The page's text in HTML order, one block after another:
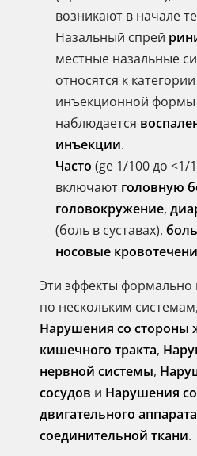
возникают в начале
Назальный спрей
местные назальные
относятся к
инъекционной формы
наблюдается
инъекции.
Часто (ge 1/100 до <1/
включают головную
головокружение,
(боль в суставах),
носовые
Эти эффекты формально
по нескольким
Нарушения со стороны
кишечного тракта,
нервной системы,
сосудов и Нарушения
двигательного
соединительной ткани.